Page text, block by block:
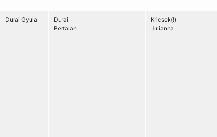
Durai Gyula
Durai
Bertalan
Kricsek(!)
Julianna